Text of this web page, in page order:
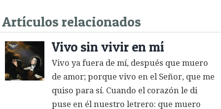
Artículos relacionados
Vivo sin vivir en mí
Vivo ya fuera de mí, después que muero
de amor; porque vivo en el Señor, que me
quiso para sí. Cuando el corazón le di
puse en él nuestro letrero: que muero